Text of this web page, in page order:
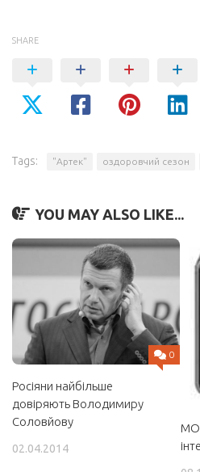
SHARE
Tags: "Артек" оздоровчий сезон
YOU MAY ALSO LIKE...
0
Росіяни найбільше
довіряють Володимиру
Соловйову
02.04.2014